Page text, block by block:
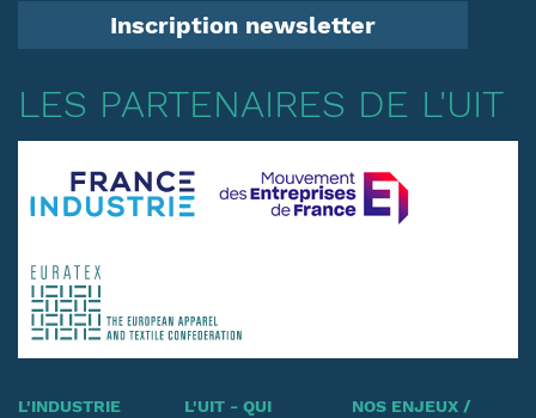
Inscription newsletter
LES PARTENAIRES DE L'UIT
L'INDUSTRIE
L'UIT - QUI
NOS ENJEUX /